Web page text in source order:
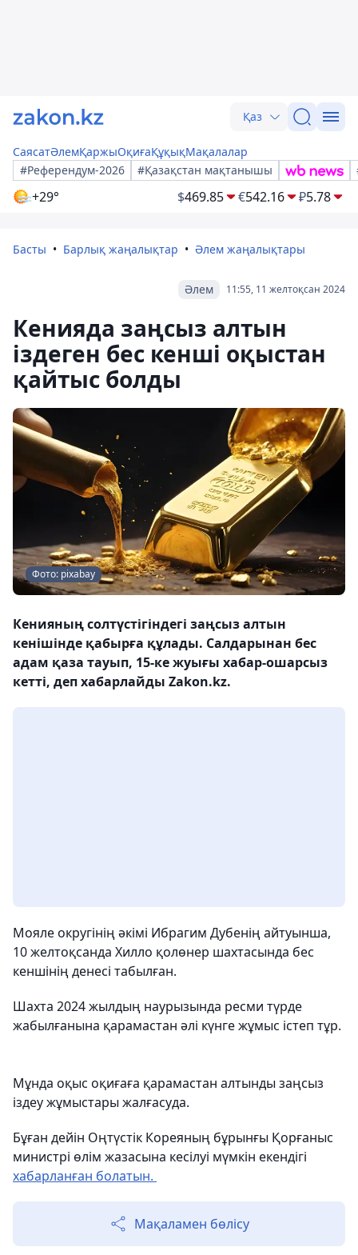
Қаз
СаясатӘлемҚаржыОқиғаҚұқықМақалалар
#Референдум-2026
#Қазақстан мақтанышы
+29° $469.85 €542.16 ₽5.78
Басты Барлық жаңалықтар Әлем жаңалықтары
11:55, 11 желтоқсан 2024
Әлем
Кенияда заңсыз алтын
іздеген бес кенші оқыстан
қайтыс болды
Фото: pixabay
Кенияның солтүстігіндегі заңсыз алтын
кенішінде қабырға құлады. Салдарынан бес
адам қаза тауып, 15-ке жуығы хабар-ошарсыз
кетті, деп хабарлайды Zakon.kz.
Мояле округінің әкімі Ибрагим Дубенің айтуынша,
10 желтоқсанда Хилло қолөнер шахтасында бес
кеншінің денесі табылған.
Шахта 2024 жылдың наурызында ресми түрде
жабылғанына қарамастан әлі күнге жұмыс істеп тұр.
Мұнда оқыс оқиғаға қарамастан алтынды заңсыз
іздеу жұмыстары жалғасуда.
Бұған дейін Оңтүстік Кореяның бұрынғы Қорғаныс
министрі өлім жазасына кесілуі мүмкін екендігі
хабарланған болатын.
Мақаламен бөлісу